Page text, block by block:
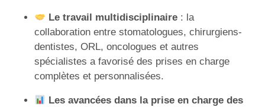
Le travail multidisciplinaire : la
collaboration entre stomatologues, chirurgiens-
dentistes, ORL, oncologues et autres
spécialistes a favorisé des prises en charge
complètes et personnalisées.
Les avancées dans la prise en charge des